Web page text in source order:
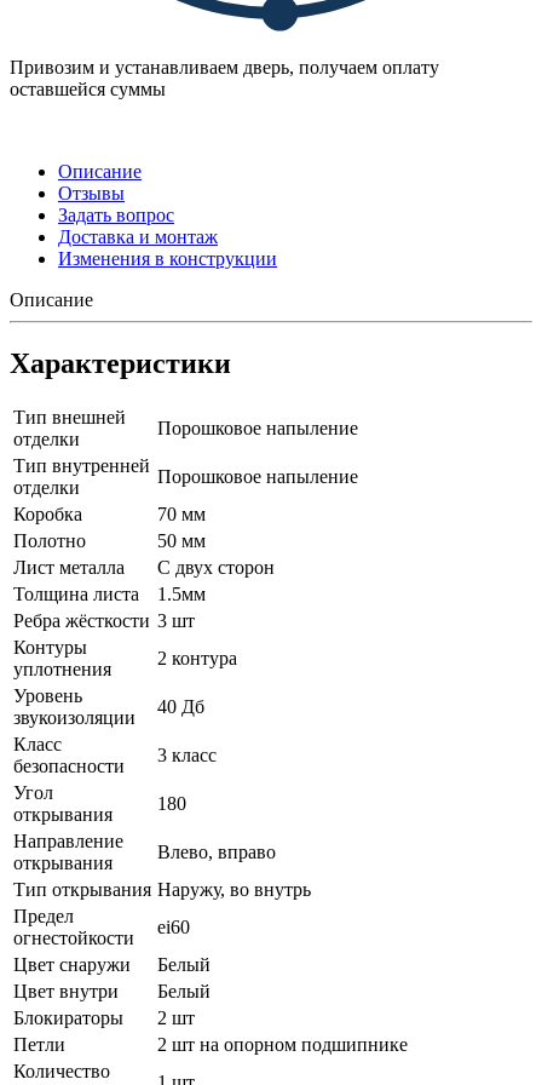
Привозим и устанавливаем дверь, получаем оплату
оставшейся суммы
Описание
Отзывы
Задать вопрос
Доставка и монтаж
Изменения в конструкции
Описание
Характеристики
Тип внешней
отделки
Порошковое напыление
Тип внутренней
отделки
Порошковое напыление
Коробка
70 мм
Полотно
50 мм
Лист металла
С двух сторон
Толщина листа
1.5мм
Ребра жёсткости 3 шт
Контуры
уплотнения
2 контура
Уровень
звукоизоляции
40 Дб
Класс
безопасности
3 класс
Угол
открывания
180
Направление
открывания
Влево, вправо
Тип открывания Наружу, во внутрь
Предел
огнестойкости
ei60
Цвет снаружи
Белый
Цвет внутри
Белый
Блокираторы
2 шт
Петли
2 шт на опорном подшипнике
Количество